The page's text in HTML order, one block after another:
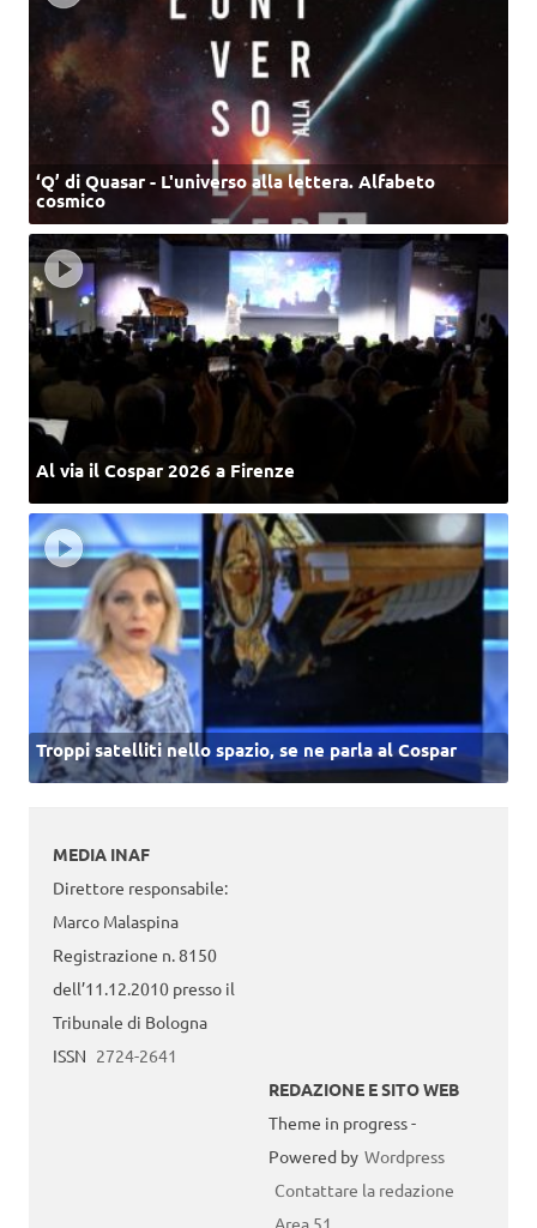
‘Q’ di Quasar - L'universo alla lettera. Alfabeto
cosmico
Al via il Cospar 2026 a Firenze
Troppi satelliti nello spazio, se ne parla al Cospar
MEDIA INAF
Direttore responsabile:
Marco Malaspina
Registrazione n. 8150
dell’11.12.2010 presso il
Tribunale di Bologna
ISSN 2724-2641
REDAZIONE E SITO WEB
Theme in progress -
Powered by Wordpress
Contattare la redazione
Area 51